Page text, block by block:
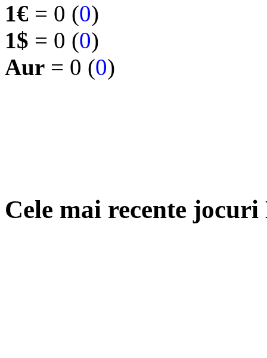
1€ = 0 (0)
1$ = 0 (0)
Aur = 0 (0)
Cele mai recente jocuri